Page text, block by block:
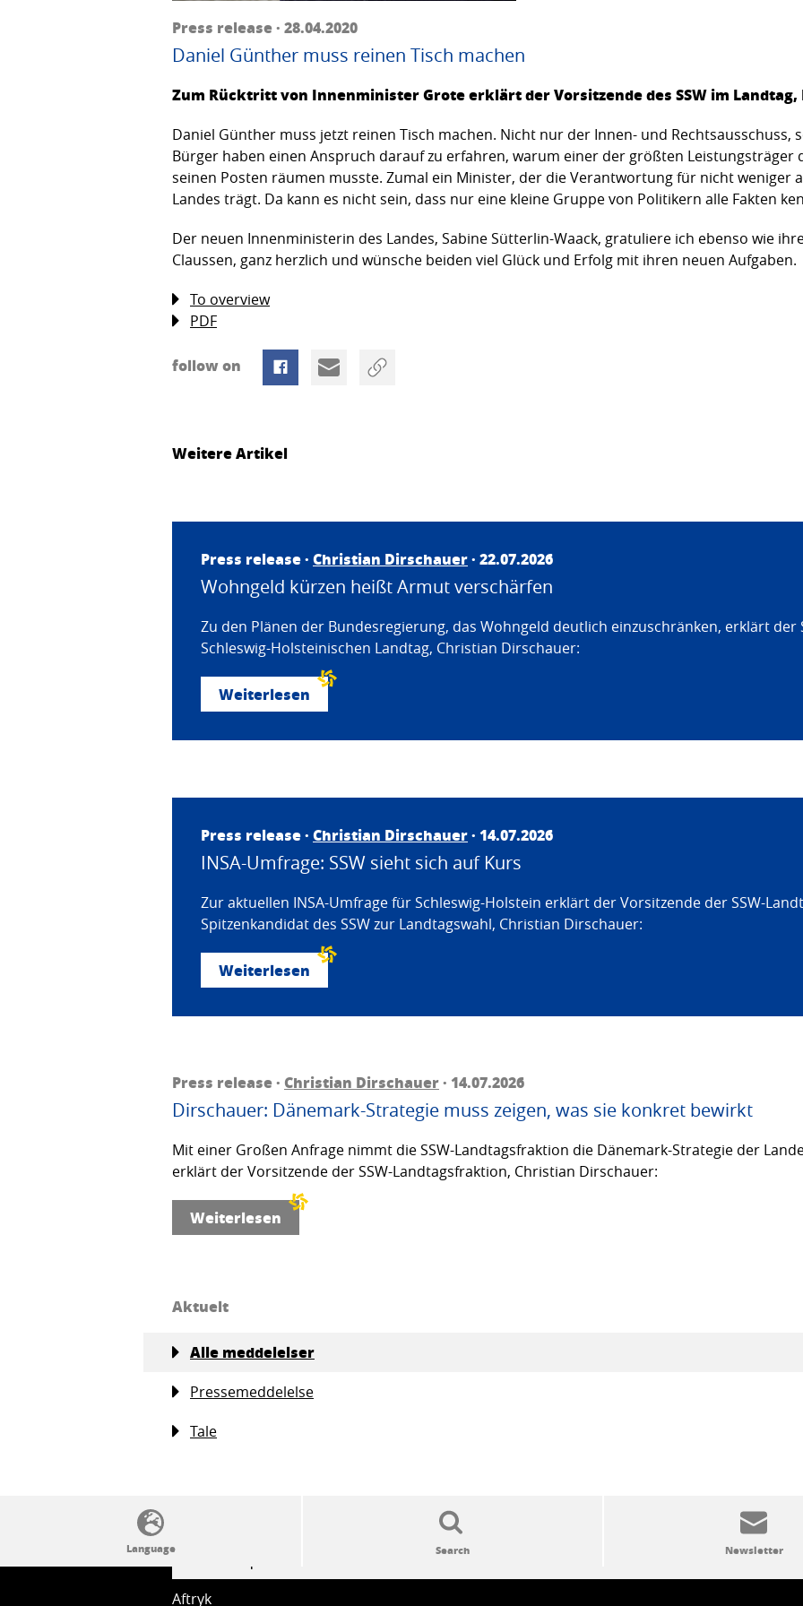
Press release · 28.04.2020
Daniel Günther muss reinen Tisch machen
Zum Rücktritt von Innenminister Grote erklärt der Vorsitzende des SSW im Landtag,
Daniel Günther muss jetzt reinen Tisch machen. Nicht nur der Innen- und Rechtsausschuss,
Bürger haben einen Anspruch darauf zu erfahren, warum einer der größten Leistungsträger
seinen Posten räumen musste. Zumal ein Minister, der die Verantwortung für nicht weniger
Landes trägt. Da kann es nicht sein, dass nur eine kleine Gruppe von Politikern alle Fakten
Der neuen Innenministerin des Landes, Sabine Sütterlin-Waack, gratuliere ich ebenso wie
Claussen, ganz herzlich und wünsche beiden viel Glück und Erfolg mit ihren neuen Aufgaben.
To overview
PDF
follow on
Weitere Artikel
Press release · Christian Dirschauer· 22.07.2026
Wohngeld kürzen heißt Armut verschärfen
Zu den Plänen der Bundesregierung, das Wohngeld deutlich einzuschränken, erklärt der
Schleswig-Holsteinischen Landtag, Christian Dirschauer:
Weiterlesen
Press release · Christian Dirschauer· 14.07.2026
INSA-Umfrage: SSW sieht sich auf Kurs
Zur aktuellen INSA-Umfrage für Schleswig-Holstein erklärt der Vorsitzende der SSW-
Spitzenkandidat des SSW zur Landtagswahl, Christian Dirschauer:
Weiterlesen
Press release · Christian Dirschauer· 14.07.2026
Dirschauer: Dänemark-Strategie muss zeigen, was sie konkret bewirkt
Mit einer Großen Anfrage nimmt die SSW-Landtagsfraktion die Dänemark-Strategie der
erklärt der Vorsitzende der SSW-Landtagsfraktion, Christian Dirschauer:
Weiterlesen
Aktuelt
Alle meddelelser
Pressemeddelelse
Tale
Aftryk